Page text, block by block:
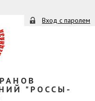
Вход с паролем
"РОССЫ-